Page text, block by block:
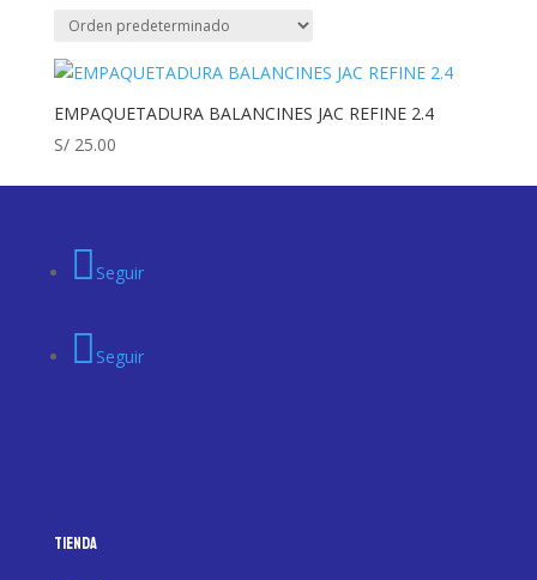
EMPAQUETADURA BALANCINES JAC REFINE 2.4
S/25.00
Seguir
Seguir
Tienda